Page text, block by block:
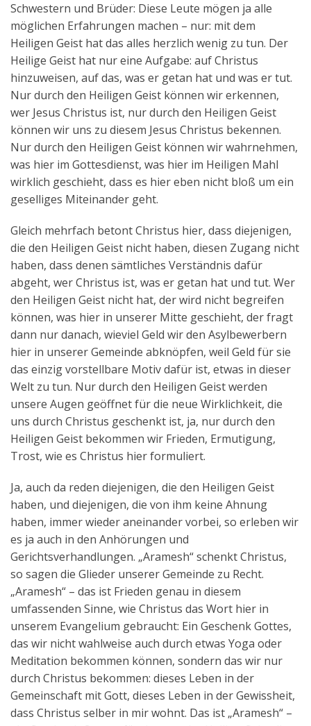
Schwestern und Brüder: Diese Leute mögen ja alle
möglichen Erfahrungen machen – nur: mit dem
Heiligen Geist hat das alles herzlich wenig zu tun. Der
Heilige Geist hat nur eine Aufgabe: auf Christus
hinzuweisen, auf das, was er getan hat und was er tut.
Nur durch den Heiligen Geist können wir erkennen,
wer Jesus Christus ist, nur durch den Heiligen Geist
können wir uns zu diesem Jesus Christus bekennen.
Nur durch den Heiligen Geist können wir wahrnehmen,
was hier im Gottesdienst, was hier im Heiligen Mahl
wirklich geschieht, dass es hier eben nicht bloß um ein
geselliges Miteinander geht.
Gleich mehrfach betont Christus hier, dass diejenigen,
die den Heiligen Geist nicht haben, diesen Zugang nicht
haben, dass denen sämtliches Verständnis dafür
abgeht, wer Christus ist, was er getan hat und tut. Wer
den Heiligen Geist nicht hat, der wird nicht begreifen
können, was hier in unserer Mitte geschieht, der fragt
dann nur danach, wieviel Geld wir den Asylbewerbern
hier in unserer Gemeinde abknöpfen, weil Geld für sie
das einzig vorstellbare Motiv dafür ist, etwas in dieser
Welt zu tun. Nur durch den Heiligen Geist werden
unsere Augen geöffnet für die neue Wirklichkeit, die
uns durch Christus geschenkt ist, ja, nur durch den
Heiligen Geist bekommen wir Frieden, Ermutigung,
Trost, wie es Christus hier formuliert.
Ja, auch da reden diejenigen, die den Heiligen Geist
haben, und diejenigen, die von ihm keine Ahnung
haben, immer wieder aneinander vorbei, so erleben wir
es ja auch in den Anhörungen und
Gerichtsverhandlungen. „Aramesh“ schenkt Christus,
so sagen die Glieder unserer Gemeinde zu Recht.
„Aramesh“ – das ist Frieden genau in diesem
umfassenden Sinne, wie Christus das Wort hier in
unserem Evangelium gebraucht: Ein Geschenk Gottes,
das wir nicht wahlweise auch durch etwas Yoga oder
Meditation bekommen können, sondern das wir nur
durch Christus bekommen: dieses Leben in der
Gemeinschaft mit Gott, dieses Leben in der Gewissheit,
dass Christus selber in mir wohnt. Das ist „Aramesh“ –